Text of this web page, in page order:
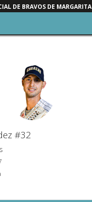
DE BRAVOS DE MARGARITA
#32